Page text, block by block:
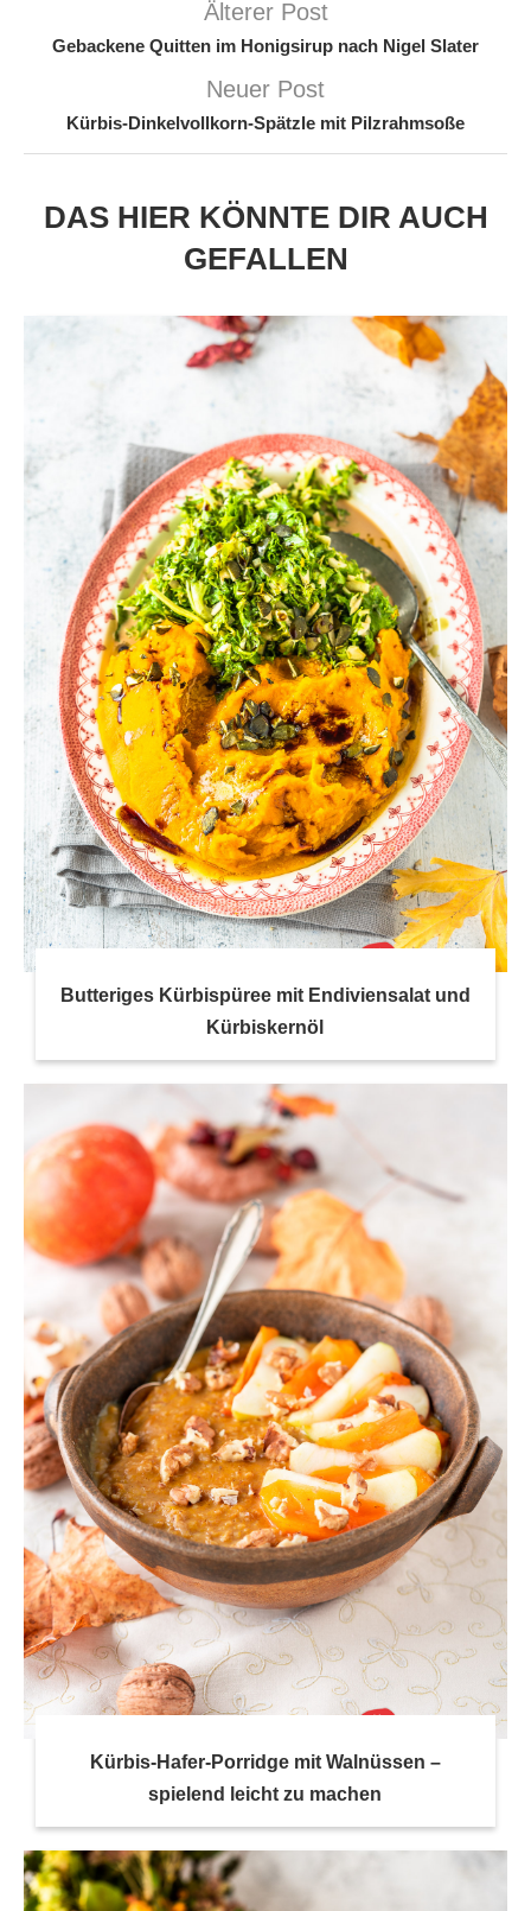
Älterer Post
Gebackene Quitten im Honigsirup nach Nigel Slater
Neuer Post
Kürbis-Dinkelvollkorn-Spätzle mit Pilzrahmsoße
DAS HIER KÖNNTE DIR AUCH
GEFALLEN
Butteriges Kürbispüree mit Endiviensalat und
Kürbiskernöl
Kürbis-Hafer-Porridge mit Walnüssen –
spielend leicht zu machen